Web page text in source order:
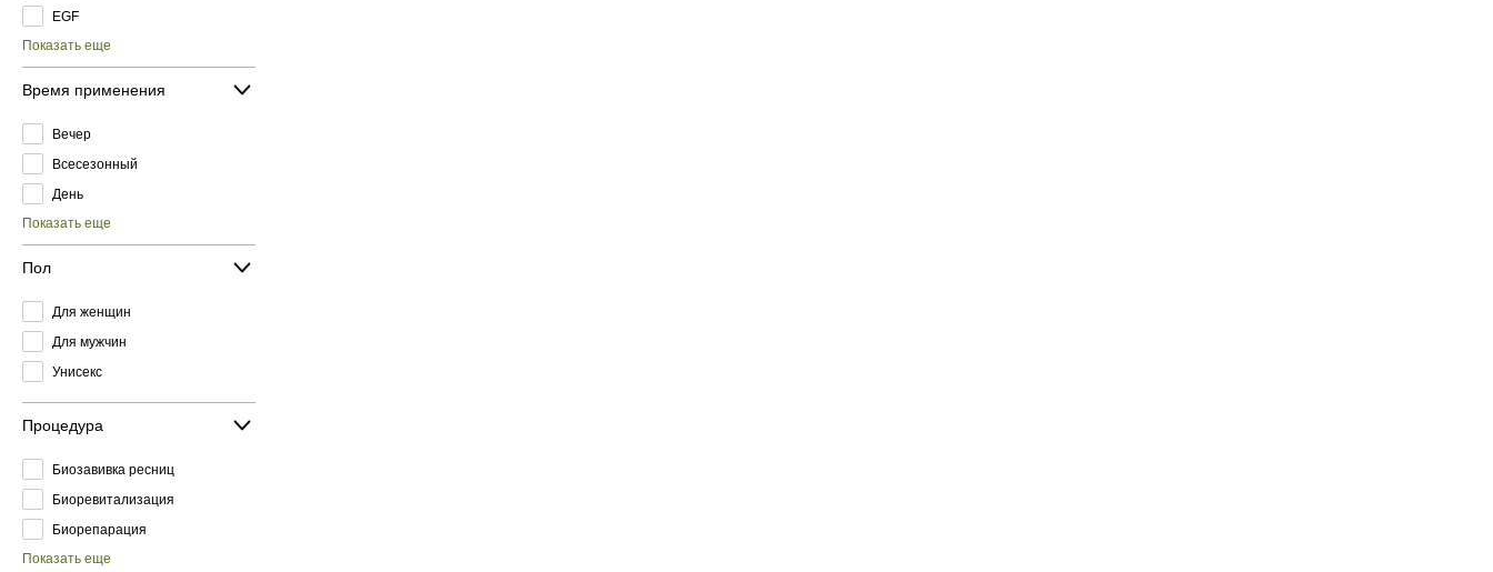
EGF
Показать еще
Время применения
Вечер
Всесезонный
День
Показать еще
Пол
Для женщин
Для мужчин
Унисекс
Процедура
Биозавивка ресниц
Биоревитализация
Биорепарация
Показать еще